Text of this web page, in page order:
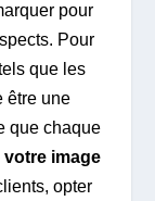
pour
Pour
que les
être une
que chaque
votre image
opter